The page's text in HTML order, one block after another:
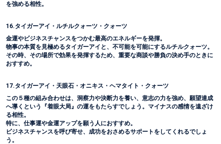
を強める相性。
16.タイガーアイ・ルチルクォーツ・クォーツ
金運やビジネスチャンスをつかむ最高のエネルギーを発揮。
物事の本質を見極めるタイガーアイと、不可能を可能にするルチルクォーツ。
その時、その場所で効果を発揮するため、重要な商談や勝負の決め手のときに
おすすめ。
17.タイガーアイ・天眼石・オニキス・ヘマタイト・クォーツ
この５種の組み合わせは、洞察力や決断力を養い、意志の力を強め、願望達成
へ導くという『着眼大局』の運をもたらすでしょう。マイナスの感情を遠ざけ
る相性。
特に、仕事運や金運アップを願う人におすすめ。
ビジネスチャンスを呼び寄せ、成功をおさめるサポートをしてくれるでしょ
う。